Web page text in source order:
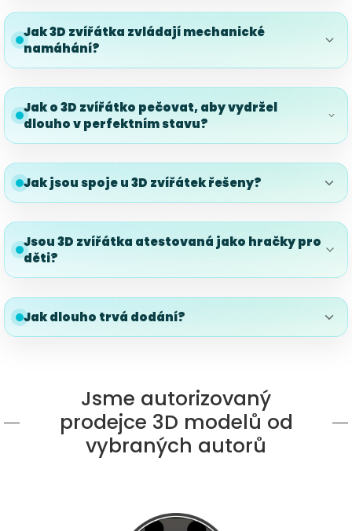
Jak 3D zvířátka zvládají mechanické
namáhání?
Jak o 3D zvířátko pečovat, aby vydržel
dlouho v perfektním stavu?
Jak jsou spoje u 3D zvířátek řešeny?
Jsou 3D zvířátka atestovaná jako hračky pro
děti?
Jak dlouho trvá dodání?
Jsme autorizovaný
prodejce 3D modelů od
vybraných autorů